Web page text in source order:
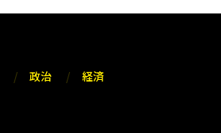
政治 経済